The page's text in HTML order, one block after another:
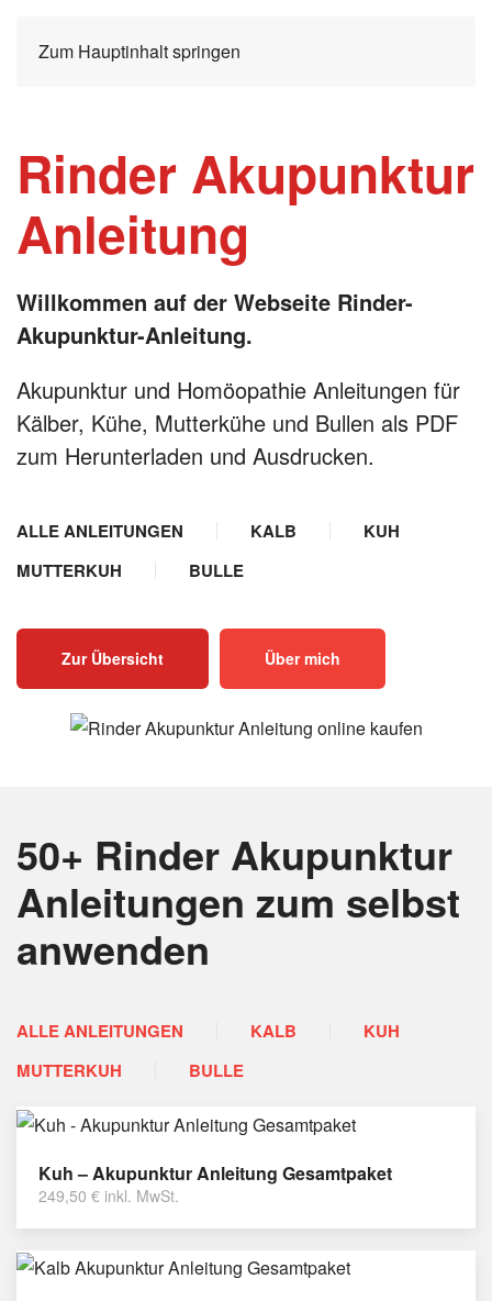
Zum Hauptinhalt springen
Rinder Akupunktur
Anleitung
Willkommen auf der Webseite Rinder-
Akupunktur-Anleitung.
Akupunktur und Homöopathie Anleitungen für
Kälber, Kühe, Mutterkühe und Bullen als PDF
zum Herunterladen und Ausdrucken.
ALLE ANLEITUNGEN KALB
KUH
MUTTERKUH
BULLE
Zur Übersicht Über mich
50+ Rinder Akupunktur
Anleitungen zum selbst
anwenden
ALLE ANLEITUNGEN KALB
KUH
MUTTERKUH
BULLE
Kuh – Akupunktur Anleitung Gesamtpaket
249,50 € inkl. MwSt.